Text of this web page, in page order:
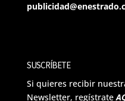
SUSCRÍBETE
Si quieres recibir
Newsletter, regístrate